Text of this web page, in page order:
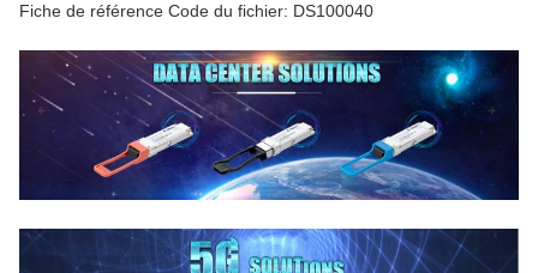
Fiche de référence Code du fichier: DS100040